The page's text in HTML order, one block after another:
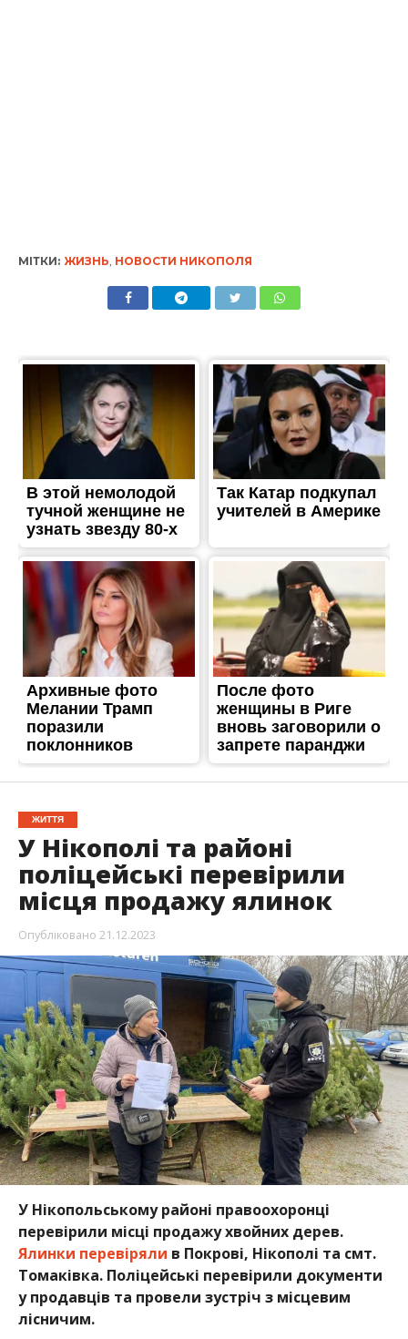
ЖИТТЯ
У Нікополі та районі
поліцейські перевірили
місця продажу ялинок
Опубліковано21.12.2023
У Нікопольському районі правоохоронці
перевірили місці продажу хвойних дерев.
Ялинки перевіряли
в Покрові, Нікополі та смт.
Томаківка. Поліцейські перевірили документи
у продавців та провели зустріч з місцевим
лісничим.
Про це повідомляє Інформатор посилаючись на
повідомлення пресслубиполіції Нікопольського
району.
Мешканців Нікопольського району закликають
святкувати без шкоди природі:
купуйте сертифіковані ялинки, це сприятиме
висадці працівниками лісгоспів нових дерев;